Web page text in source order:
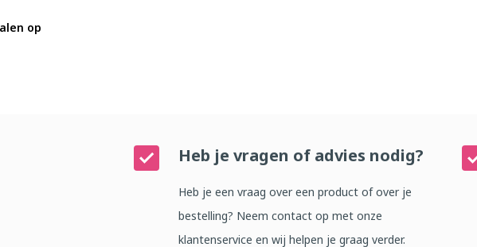
op
Heb je vragen of advies nodig?
Heb je een vraag over een product of over je
bestelling? Neem contact op met onze
klantenservice en wij helpen je graag verder.